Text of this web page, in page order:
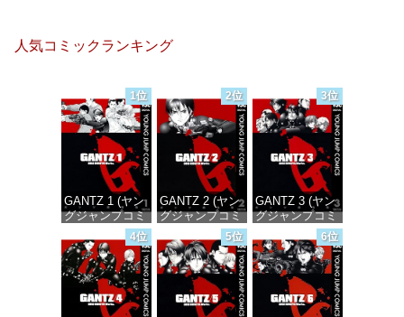
人気コミックランキング
1位
GANTZ 1 (ヤン
グジャンプコミ
ックスDIGITAL)
価格：¥100
2位
GANTZ 2 (ヤン
グジャンプコミ
ックスDIGITAL)
価格：¥100
3位
GANTZ 3 (ヤン
グジャンプコミ
ックスDIGITAL)
価格：¥100
4位 5位 6位